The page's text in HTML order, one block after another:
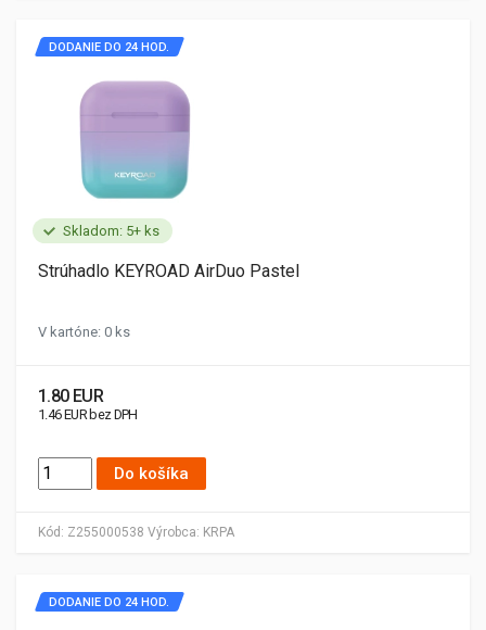
Skladom: 5+ ks
Kód: Z255000538 Výrobca: KRPA
DODANIE DO 24 HOD.
Strúhadlo KEYROAD AirDuo Pastel
V kartóne: 0 ks
1.80 EUR
1.46 EUR bez DPH
Do košíka
DODANIE DO 24 HOD.